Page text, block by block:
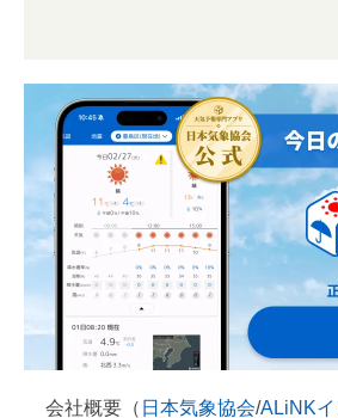
会社概要（ 日本気象協会/ALiNKイ